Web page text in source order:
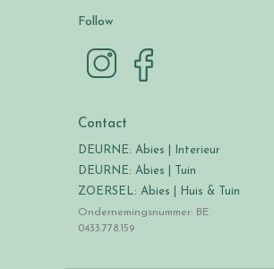
Follow
Contact
DEURNE: Abies | Interieur
DEURNE: Abies | Tuin
ZOERSEL: Abies | Huis & Tuin
Ondernemingsnummer: BE
0433.778.159